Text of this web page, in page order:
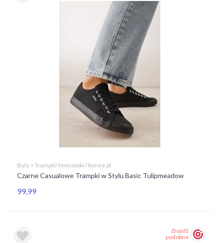
Buty > Trampki/ tenisówki / Renee.pl
Czarne Casualowe Trampki w Stylu Basic Tulipmeadow
99,99
Znajdź
podobne